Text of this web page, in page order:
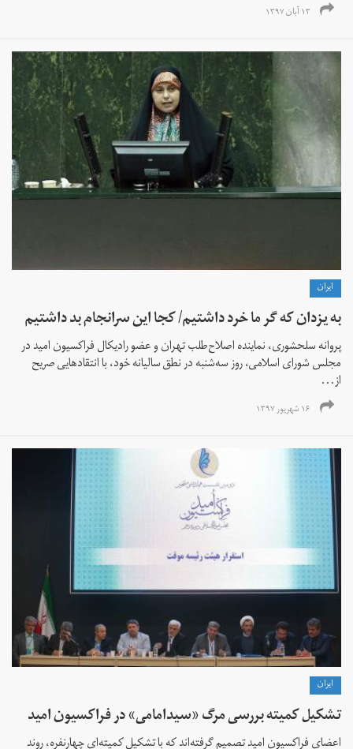
۱۳ آبان ۱۳۹۷
ايران
به یزدان که گر ما خرد داشتیم/ کجا این سرانجام بد داشتیم
پروانه سلحشوری، نماینده اصلاح‌طلب تهران و عضو رادیکال فراکسیون امید در
مجلس شورای اسلامی، روز سه‌شنبه در نطق سالیانه خود، با انتقادهایی صریح
از...
۱۶ شهریور ۱۳۹۷
ايران
تشکیل کمیته بررسی مرگ «سیدامامی» در فراکسیون امید